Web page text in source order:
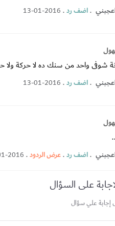
.اضف رد.
13-01-2016
شوفى واحد من سنك ده لا حركة ولا
.اضف رد.
13-01-2016
.اضف رد.عرض الردود.
2016
على السؤال
إجابة علي سؤال